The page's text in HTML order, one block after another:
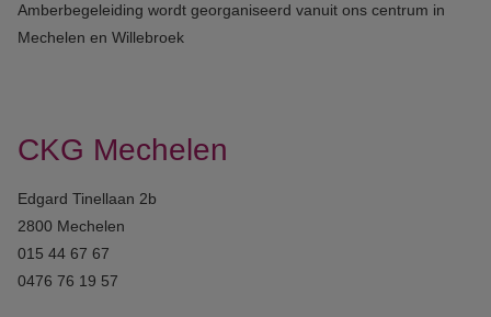
Amberbegeleiding wordt georganiseerd vanuit ons centrum in
Mechelen en Willebroek
CKG Mechelen
Edgard Tinellaan 2b
2800 Mechelen
015 44 67 67
0476 76 19 57